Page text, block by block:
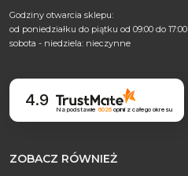
Godziny otwarcia sklepu:
od poniedziałku do piątku od 09:00 do 17:00
sobota - niedziela: nieczynne
4.9
Na podstawie 6026opinii z całego okresu
ZOBACZ RÓWNIEŻ